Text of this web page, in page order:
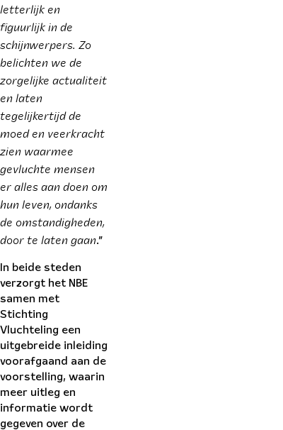
letterlijk en
figuurlijk in de
schijnwerpers. Zo
belichten we de
zorgelijke actualiteit
en laten
tegelijkertijd de
moed en veerkracht
zien waarmee
gevluchte mensen
er alles aan doen om
hun leven, ondanks
de omstandigheden,
door te laten gaan.”
In beide steden
verzorgt het NBE
samen met
Stichting
Vluchteling een
uitgebreide inleiding
voorafgaand aan de
voorstelling, waarin
meer uitleg en
informatie wordt
gegeven over de